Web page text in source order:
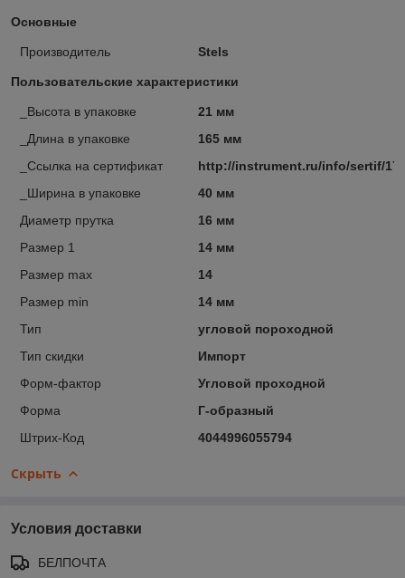
Основные
Производитель Stels
Пользовательские характеристики
_Высота в упаковке
21 мм
_Длина в упаковке
165 мм
_Ссылка на сертификат
http://instrument.ru/info/sertif/
_Ширина в упаковке
40 мм
Диаметр прутка
16 мм
Размер 1
14 мм
Размер max
14
Размер min
14 мм
Тип
угловой пороходной
Тип скидки
Импорт
Форм-фактор
Угловой проходной
Форма
Г-образный
Штрих-Код
4044996055794
Скрыть
Условия доставки
БЕЛПОЧТА